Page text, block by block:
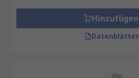
Hinzufügen
Datenblätter